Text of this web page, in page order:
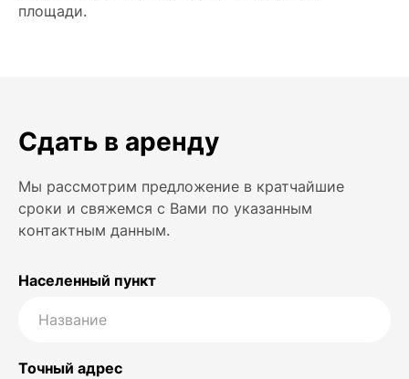
площади.
Сдать в аренду
Мы рассмотрим предложение в кратчайшие
сроки и свяжемся с Вами по указанным
контактным данным.
Населенный пункт
Точный адрес